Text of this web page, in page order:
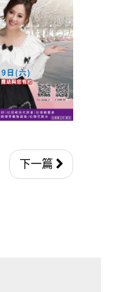
下一篇